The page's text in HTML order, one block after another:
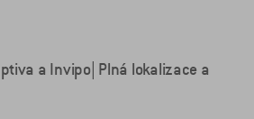
a Invipo| Plná lokalizace a